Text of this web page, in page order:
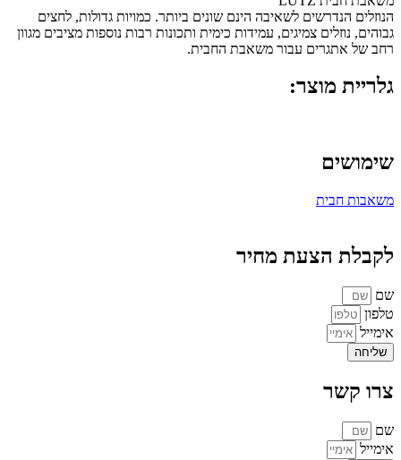
הנוזלים הנדרשים לשאיבה הינם שונים ביותר. כמויות גדולות, לחצים
גבוהים, נוזלים צמיגים, עמידות כימית ותכונות רבות נוספות מציבים מגוון
רחב של אתגרים עבור משאבת החבית.
גלריית מוצר:
שימושים
משאבות חבית
לקבלת הצעת מחיר
שם
טלפון
אימייל
שליחה
צרו קשר
שם
אימייל